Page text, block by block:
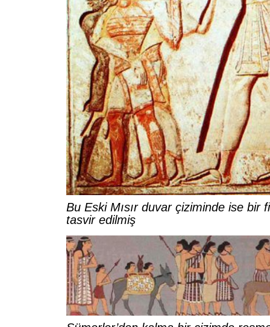
Bu Eski Mısır duvar çiziminde ise bir
tasvir edilmiş